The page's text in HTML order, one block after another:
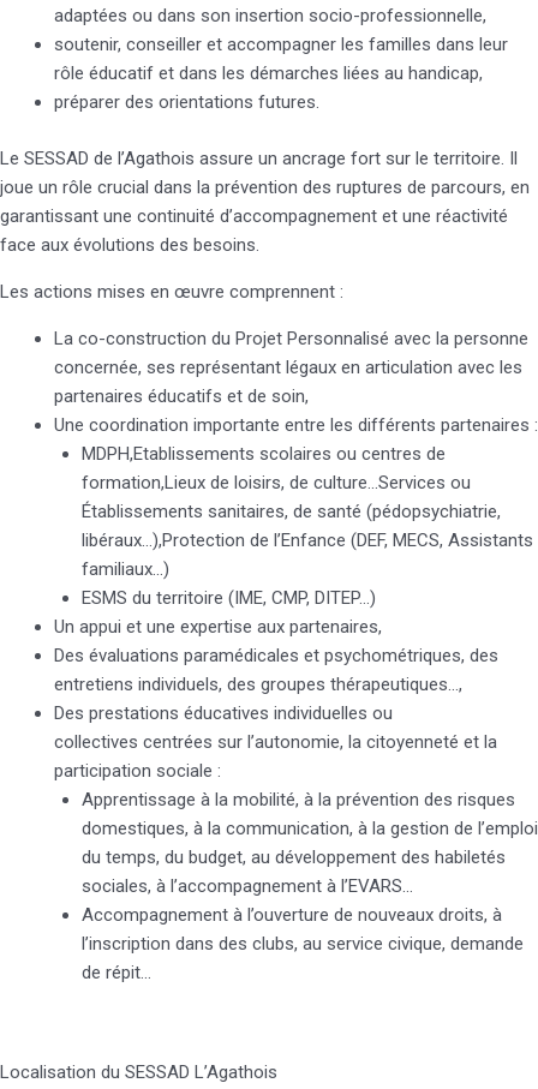
adaptées ou dans son insertion socio-professionnelle,
soutenir, conseiller et accompagner les familles dans leur
rôle éducatif et dans les démarches liées au handicap,
préparer des orientations futures.
Le SESSAD de l’Agathois assure un ancrage fort sur le territoire. Il
joue un rôle crucial dans la prévention des ruptures de parcours, en
garantissant une continuité d’accompagnement et une réactivité
face aux évolutions des besoins.
Les actions mises en œuvre comprennent :
La co-construction du Projet Personnalisé avec la personne
concernée, ses représentant légaux en articulation avec les
partenaires éducatifs et de soin,
Une coordination importante entre les différents partenaires :
MDPH,Etablissements scolaires ou centres de
formation,Lieux de loisirs, de culture…Services ou
Établissements sanitaires, de santé (pédopsychiatrie,
libéraux…),Protection de l’Enfance (DEF, MECS, Assistants
familiaux…)
ESMS du territoire (IME, CMP, DITEP…)
Un appui et une expertise aux partenaires,
Des évaluations paramédicales et psychométriques, des
entretiens individuels, des groupes thérapeutiques…,
Des prestations éducatives individuelles ou
collectives centrées sur l’autonomie, la citoyenneté et la
participation sociale :
Apprentissage à la mobilité, à la prévention des risques
domestiques, à la communication, à la gestion de l’emploi
du temps, du budget, au développement des habiletés
sociales, à l’accompagnement à l’EVARS…
Accompagnement à l’ouverture de nouveaux droits, à
l’inscription dans des clubs, au service civique, demande
de répit…
Localisation du SESSAD L’Agathois